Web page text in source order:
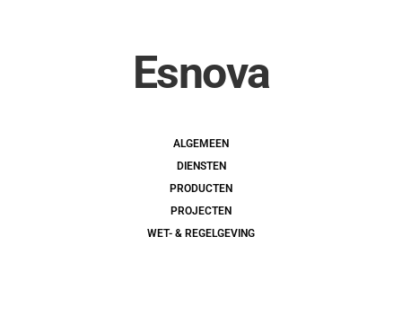
Esnova
ALGEMEEN
DIENSTEN
PRODUCTEN
PROJECTEN
WET- & REGELGEVING